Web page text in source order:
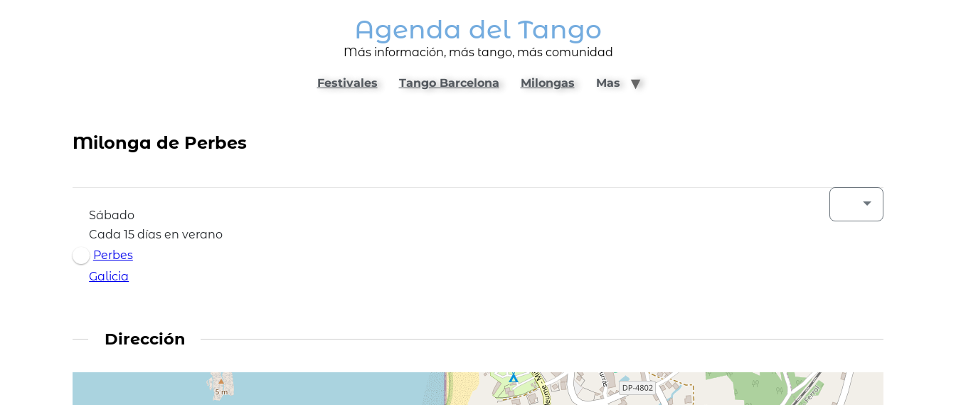
Agenda del Tango
Más información, más tango, más comunidad
Festivales Tango Barcelona Milongas Mas
Milonga de Perbes
Sábado
Cada 15 días en verano
Perbes
Galicia
Dirección